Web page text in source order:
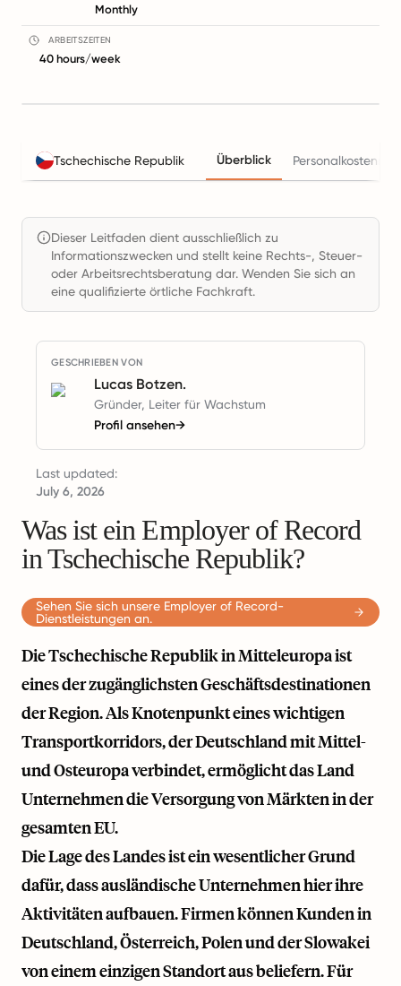
Monthly
ARBEITSZEITEN
40 hours/week
Tschechische Republik Überblick
Dieser Leitfaden dient ausschließlich zu
Informationszwecken und stellt keine Rechts-, Steuer-
oder Arbeitsrechtsberatung dar. Wenden Sie sich an
eine qualifizierte örtliche Fachkraft.
GESCHRIEBEN VON
Lucas Botzen.
Gründer, Leiter für Wachstum
Profil ansehen→
Last updated:
July 6, 2026
Was ist ein Employer of Record
in Tschechische Republik?
Sehen Sie sich unsere Employer of Record-
Dienstleistungen an.
Die Tschechische Republik in Mitteleuropa ist
eines der zugänglichsten Geschäftsdestinationen
der Region. Als Knotenpunkt eines wichtigen
Transportkorridors, der Deutschland mit Mittel-
und Osteuropa verbindet, ermöglicht das Land
Unternehmen die Versorgung von Märkten in der
gesamten EU.
Die Lage des Landes ist ein wesentlicher Grund
dafür, dass ausländische Unternehmen hier ihre
Aktivitäten aufbauen. Firmen können Kunden in
Deutschland, Österreich, Polen und der Slowakei
von einem einzigen Standort aus beliefern. Für